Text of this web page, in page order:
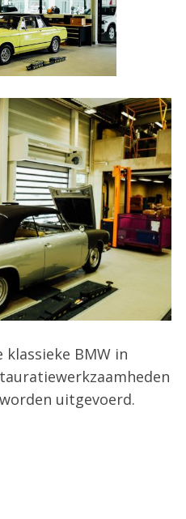
klassieke BMW in
uitgevoerd.